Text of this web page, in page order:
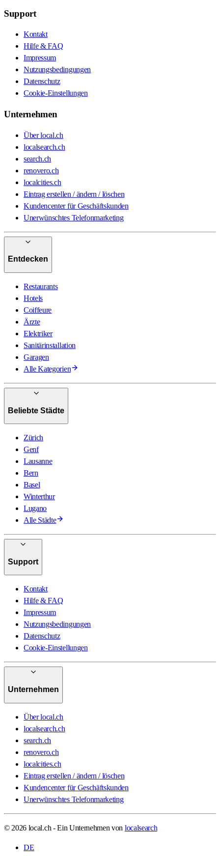
Support
Kontakt
Hilfe & FAQ
Impressum
Nutzungsbedingungen
Datenschutz
Cookie-Einstellungen
Unternehmen
Über local.ch
localsearch.ch
search.ch
renovero.ch
localcities.ch
Eintrag erstellen / ändern / löschen
Kundencenter für Geschäftskunden
Unerwünschtes Telefonmarketing
Entdecken
Restaurants
Hotels
Coiffeure
Ärzte
Elektriker
Sanitärinstallation
Garagen
Alle Kategorien
Beliebte Städte
Zürich
Genf
Lausanne
Bern
Basel
Winterthur
Lugano
Alle Städte
Support
Kontakt
Hilfe & FAQ
Impressum
Nutzungsbedingungen
Datenschutz
Cookie-Einstellungen
Unternehmen
Über local.ch
localsearch.ch
search.ch
renovero.ch
localcities.ch
Eintrag erstellen / ändern / löschen
Kundencenter für Geschäftskunden
Unerwünschtes Telefonmarketing
© 2026 local.ch - Ein Unternehmen von localsearch
DE